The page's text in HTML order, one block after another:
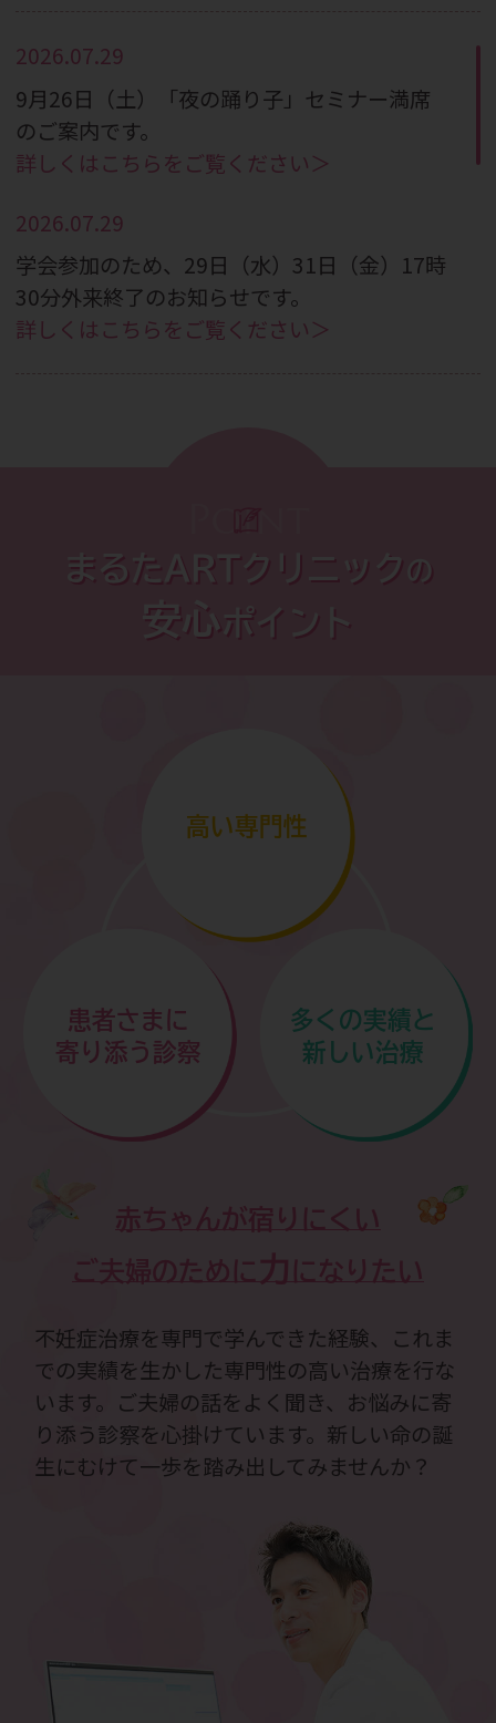
2026.07.29
9月26日（土）「夜の踊り子」セミナー満席
のご案内です。
詳しくはこちらをご覧ください＞
2026.07.29
学会参加のため、29日（水）31日（金）17時
30分外来終了のお知らせです。
詳しくはこちらをご覧ください＞
2026.07.27
CBC WEBメディア掲載のお知らせです。
詳しくはこちらをご覧ください＞
詳しくはこちらをご覧ください＞
まるたARTクリニック の
安心ポイント
高い専門性
患者さまに
寄り添う診察
多くの実績と
新しい治療
赤ちゃんが宿りにくい
ご夫婦のために 力 になりたい
不妊症治療を専門で学んできた経験、これま
での実績を生かした専門性の高い治療を行な
います。ご夫婦の話をよく聞き、お悩みに寄
り添う診察を心掛けています。新しい命の誕
生にむけて一歩を踏み出してみませんか？